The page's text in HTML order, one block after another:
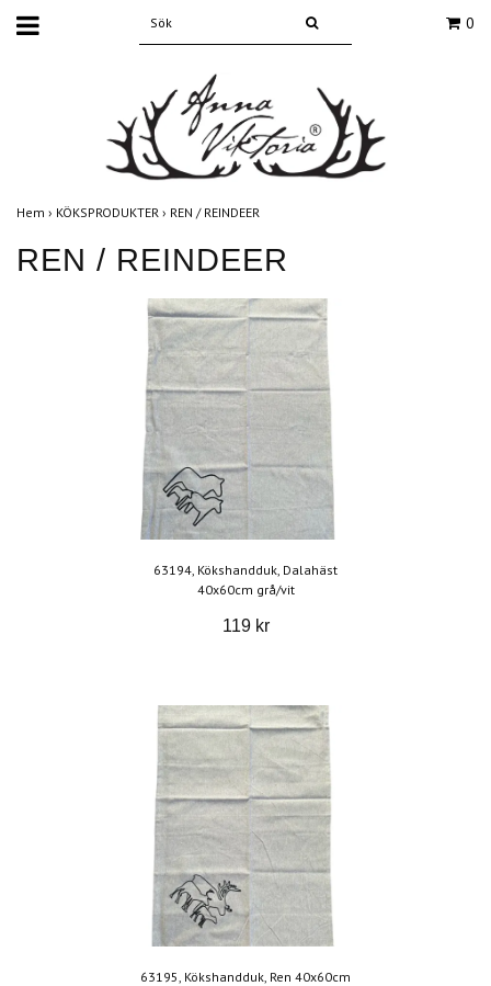
0
Hem › KÖKSPRODUKTER › REN / REINDEER
REN / REINDEER
63194, Kökshandduk, Dalahäst
40x60cm grå/vit
119 kr
63195, Kökshandduk, Ren 40x60cm